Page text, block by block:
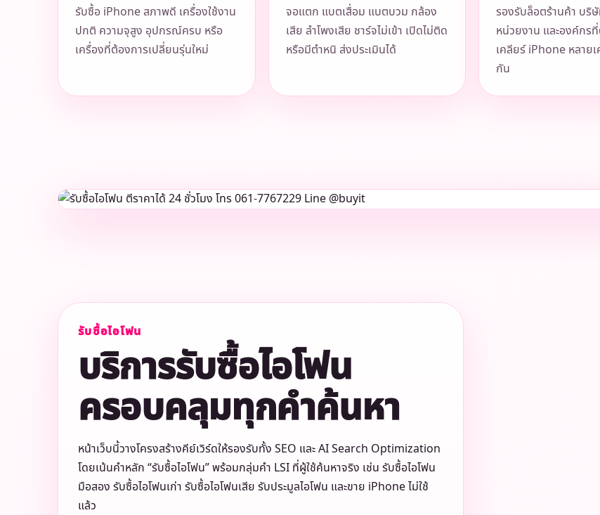
รับซื้อ iPhone สภาพดี เครื่องใช้งาน
ปกติ ความจุสูง อุปกรณ์ครบ หรือ
เครื่องที่ต้องการเปลี่ยนรุ่นใหม่
จอแตก แบตเสื่อม แบตบวม กล้อง
เสีย ลำโพงเสีย ชาร์จไม่เข้า เปิดไม่ติด
หรือมีตำหนิ ส่งประเมินได้
รองรับล็อตร้านค้า บริษั
หน่วยงาน และองค์กร
เคลียร์ iPhone หลาย
กัน
รับซื้อไอโฟน
บริการรับซื้อไอโฟน
ครอบคลุมทุกคำค้นหา
หน้าเว็บนี้วางโครงสร้างคีย์เวิร์ดให้รองรับทั้ง SEO และ AI Search Optimization
โดยเน้นคำหลัก “รับซื้อไอโฟน” พร้อมกลุ่มคำ LSI ที่ผู้ใช้ค้นหาจริง เช่น รับซื้อไอโฟน
มือสอง รับซื้อไอโฟนเก่า รับซื้อไอโฟนเสีย รับประมูลไอโฟน และขาย iPhone ไม่ใช้
แล้ว